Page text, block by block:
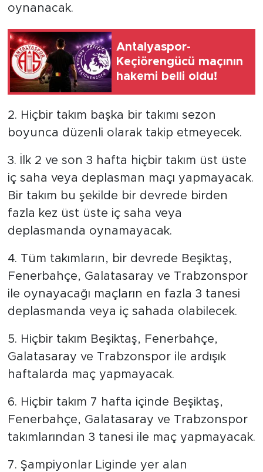
oynanacak.
Antalyaspor-
Keçiörengücü maçının
hakemi belli oldu!
2. Hiçbir takım başka bir takımı sezon
boyunca düzenli olarak takip etmeyecek.
3. İlk 2 ve son 3 hafta hiçbir takım üst üste
iç saha veya deplasman maçı yapmayacak.
Bir takım bu şekilde bir devrede birden
fazla kez üst üste iç saha veya
deplasmanda oynamayacak.
4. Tüm takımların, bir devrede Beşiktaş,
Fenerbahçe, Galatasaray ve Trabzonspor
ile oynayacağı maçların en fazla 3 tanesi
deplasmanda veya iç sahada olabilecek.
5. Hiçbir takım Beşiktaş, Fenerbahçe,
Galatasaray ve Trabzonspor ile ardışık
haftalarda maç yapmayacak.
6. Hiçbir takım 7 hafta içinde Beşiktaş,
Fenerbahçe, Galatasaray ve Trabzonspor
takımlarından 3 tanesi ile maç yapmayacak.
7. Şampiyonlar Liginde yer alan